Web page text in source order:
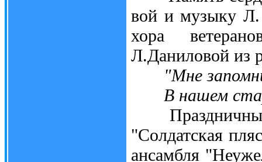
вой и музыку Л.
хора
Л.Даниловой из
"Мне
В нашем
Праздничным
"Солдатская
ансамбля